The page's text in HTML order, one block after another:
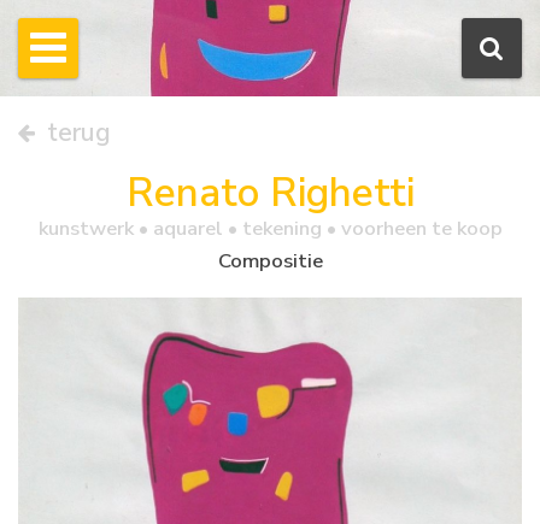
terug
Renato Righetti
kunstwerk • aquarel • tekening • voorheen te koop
Compositie